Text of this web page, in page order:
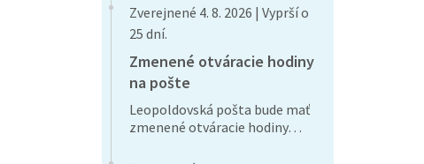
Zverejnené 4. 8. 2026 | Vyprší o
25 dní.
Zmenené otváracie hodiny
na pošte
Leopoldovská pošta bude mať
zmenené otváracie hodiny…